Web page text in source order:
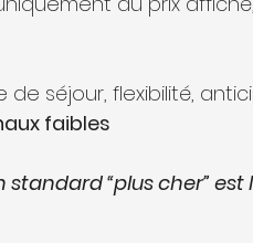
de séjour, flexibilité,
faibles
“plus cher” est